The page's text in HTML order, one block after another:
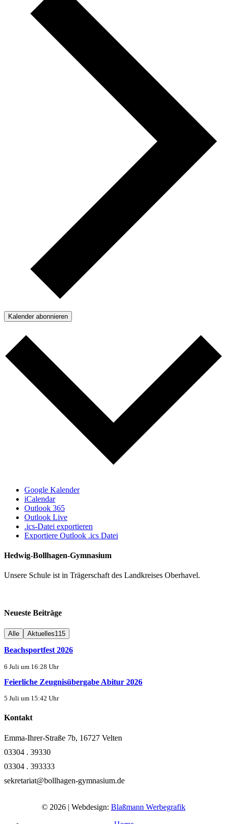
Kalender abonnieren
Google Kalender
iCalendar
Outlook 365
Outlook Live
.ics-Datei exportieren
Exportiere Outlook .ics Datei
Hedwig-Bollhagen-Gymnasium
Unsere Schule ist in Trägerschaft des Landkreises Oberhavel.
Neueste Beiträge
Alle Aktuelles115
Beachsportfest 2026
6 Juli um 16:28 Uhr
Feierliche Zeugnisübergabe Abitur 2026
5 Juli um 15:42 Uhr
Kontakt
Emma-Ihrer-Straße 7b, 16727 Velten
03304 . 39330
03304 . 393333
sekretariat@bollhagen-gymnasium.de
© 2026 | Webdesign: Blaßmann Werbegrafik